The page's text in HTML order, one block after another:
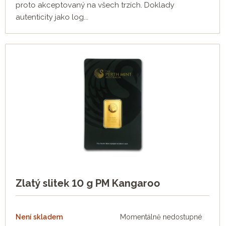
proto akceptovaný na všech trzích. Doklady
autenticity jako log...
Zlatý slitek 10 g PM Kangaroo
Není skladem Momentálně nedostupné